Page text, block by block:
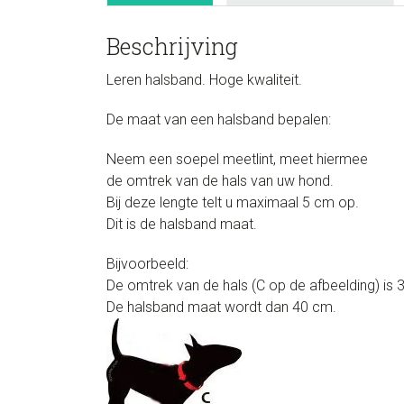
Beschrijving
Leren halsband. Hoge kwaliteit.
De maat van een halsband bepalen:
Neem een soepel meetlint, meet hiermee
de omtrek van de hals van uw hond.
Bij deze lengte telt u maximaal 5 cm op.
Dit is de halsband maat.
Bijvoorbeeld:
De omtrek van de hals (C op de afbeelding) is
De halsband maat wordt dan 40 cm.